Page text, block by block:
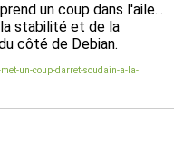
un coup dans l'aile...
stabilité et de la
côté de Debian.
un-coup-darret-soudain-a-la-